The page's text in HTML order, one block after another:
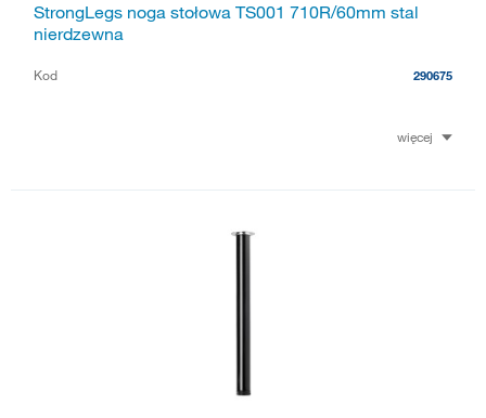
StrongLegs noga stołowa TS001 710R/60mm stal
nierdzewna
Kod 290675
więcej